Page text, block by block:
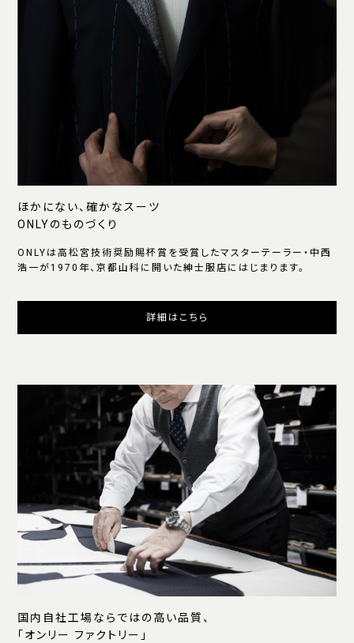
ほかにない、確かなスーツ
ONLYのものづくり
ONLYは高松宮技術奨励賜杯賞を受賞したマスターテーラー・中西
浩一が1970年、京都山科に開いた紳士服店にはじまります。
詳細はこちら
国内自社工場ならではの高い品質、
「オンリー ファクトリー」